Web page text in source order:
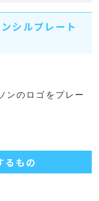
シルプレート
ンのロゴをプレー
るもの